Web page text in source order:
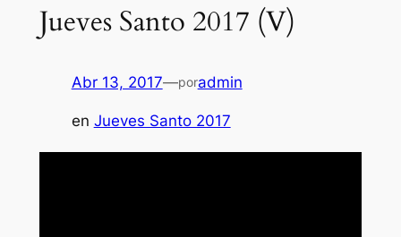
Jueves Santo 2017 (V)
Abr 13, 2017—poradmin
en Jueves Santo 2017